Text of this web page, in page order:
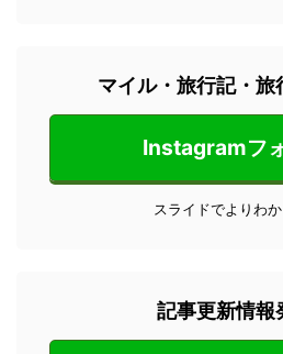
マイル・旅行記・旅
Instagramフ
スライドでよりわ
記事更新情報